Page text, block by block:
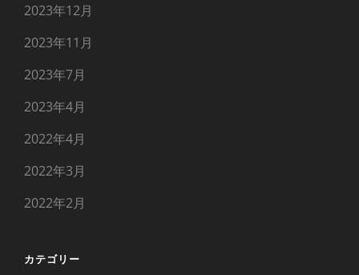
2023年12月
2023年11月
2023年7月
2023年4月
2022年4月
2022年3月
2022年2月
カテゴリー